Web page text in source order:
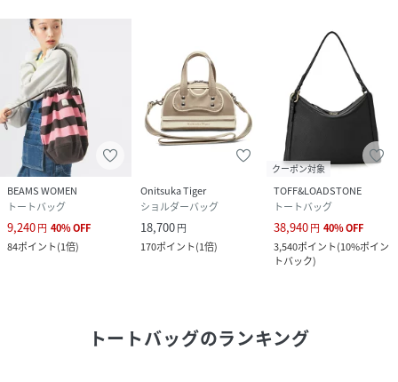
BEAMS WOMEN
トートバッグ
9,240円 40%OFF
84ポイント(1倍)
Onitsuka Tiger
ショルダーバッグ
18,700円
170ポイント(1倍)
クーポン対象
TOFF&LOADSTONE
トートバッグ
38,940円 40%OFF
3,540ポイント(10%ポイン
トバック)
トートバッグのランキング